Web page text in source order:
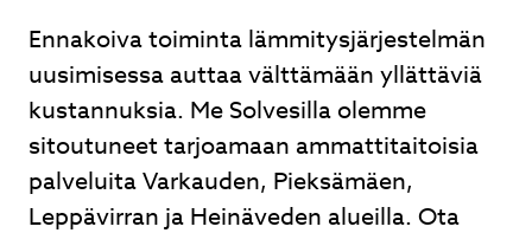
Ennakoiva toiminta lämmitysjärjestelmän
uusimisessa auttaa välttämään yllättäviä
kustannuksia. Me Solvesilla olemme
sitoutuneet tarjoamaan ammattitaitoisia
palveluita Varkauden, Pieksämäen,
Leppävirran ja Heinäveden alueilla. Ota